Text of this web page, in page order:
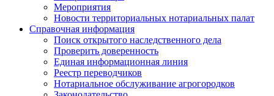
Мероприятия
Новости территориальных нотариальных палат
Справочная информация
Поиск открытого наследственного дела
Проверить доверенность
Единая информационная линия
Реестр переводчиков
Нотариальное обслуживание агрогородков